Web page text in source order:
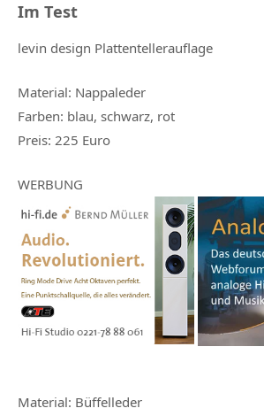
Im Test
levin design Plattentellerauflage
Material: Nappaleder
Farben: blau, schwarz, rot
Preis: 225 Euro
WERBUNG
Material: Büffelleder